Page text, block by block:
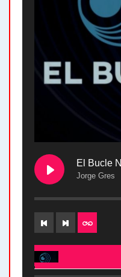
Jorge Gres